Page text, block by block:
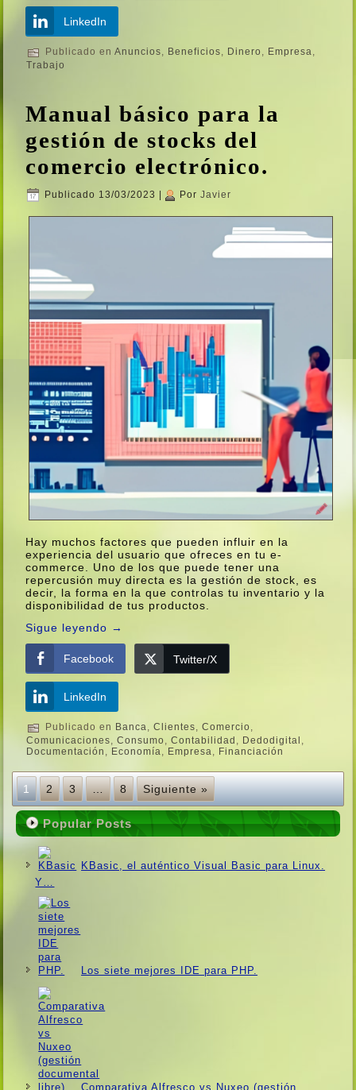
LinkedIn
Publicado en Anuncios, Beneficios, Dinero , Empresa,
Trabajo
Manual básico para la
gestión de stocks del
comercio electrónico.
Publicado 13/03/2023 Por Javier
Hay muchos factores que pueden influir en la
experiencia del usuario que ofreces en tu e-
commerce. Uno de los que puede tener una
repercusión muy directa es la gestión de stock, es
decir, la forma en la que controlas tu inventario y la
disponibilidad de tus productos.
Sigue leyendo →
Facebook Twitter/X
LinkedIn
Publicado en Banca,Clientes,Comercio,
Comunicaciones,Consumo,Contabilidad , Dedodigital ,
Documentación , Economí­a, Empresa, Financiación
1 2 3 … 8 Siguiente »
Popular Posts
KBasic, el auténtico Visual Basic para Linux.
Y…
Los siete mejores IDE para PHP.
Comparativa Alfresco vs Nuxeo (gestión